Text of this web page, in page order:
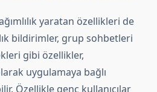
yaratan özellikleri de
bildirimler, grup sohbetleri
gibi özellikler,
uygulamaya bağlı
Özellikle genç kullanıcılar